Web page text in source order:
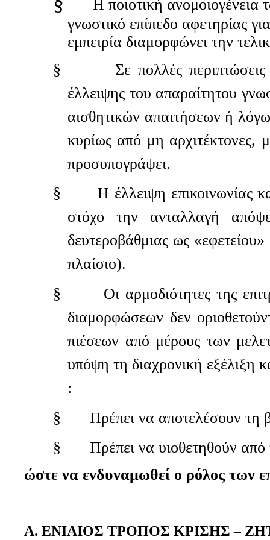
Η ποιοτική
γνωστικό επίπεδο αφετηρίας
εμπειρία διαμορφώνει την
§
Σε πολλές
έλλειψης του απαραίτητου
αισθητικών απαιτήσεων ή
κυρίως από μη αρχιτέκτονες,
προσυπογράψει.
§
Η έλλειψη επικοινωνίας
στόχο την ανταλλαγή
δευτεροβάθμιας ως
πλαίσιο).
§
Οι αρμοδιότητες της
διαμορφώσεων δεν
πιέσεων από μέρους των
υπόψη τη διαχρονική
:
§
Πρέπει να αποτελέσουν τη
§
Πρέπει να υιοθετηθούν από
ώστε να ενδυναμωθεί ο ρόλος των
Α. ΕΝΙΑΙΟΣ ΤΡΟΠΟΣ ΚΡΙΣΗΣ –